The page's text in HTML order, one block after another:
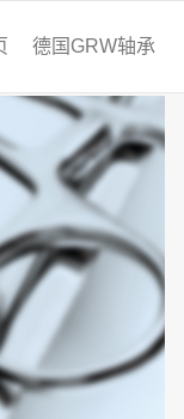
德国GRW轴承